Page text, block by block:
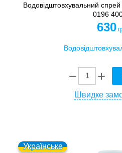
Водовідштовхувальний
0196
630
Швидке
Українське